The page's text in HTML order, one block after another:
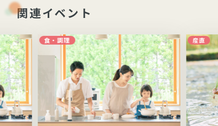
関連イベント
食・調理 産直